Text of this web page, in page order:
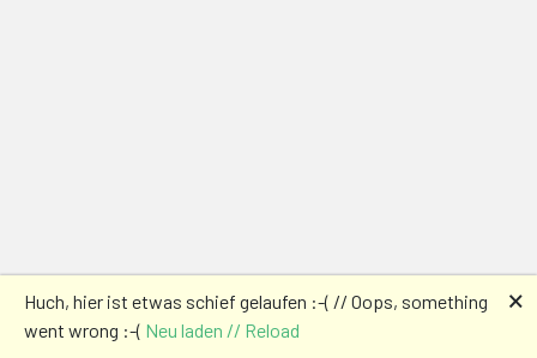
Huch, hier ist etwas schief gelaufen :-( // Oops, something
went wrong :-( Neu laden // Reload
🗙